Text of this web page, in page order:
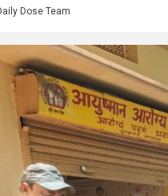
Dose Team